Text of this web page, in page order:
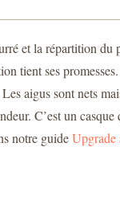
et la répartition du
tient ses
aigus sont nets
C’est un
notre guideUpgrade